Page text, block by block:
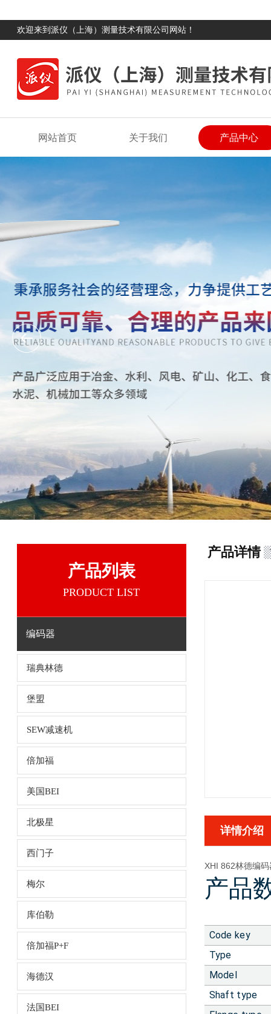
欢迎来到派仪（上海）测量技术有限公司网站！
网站首页 关于我们 产品中心
产品列表
PRODUCT LIST
编码器
瑞典林德
堡盟
SEW减速机
倍加福
美国BEI
北极星
西门子
梅尔
库伯勒
倍加福P+F
海德汉
法国BEI
产品详情
详情介绍
XHI 862林德编
产品
Code key
Type
Model
Shaft type